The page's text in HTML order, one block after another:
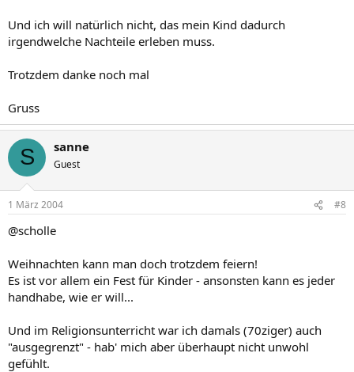
Und ich will natürlich nicht, das mein Kind dadurch
irgendwelche Nachteile erleben muss.
Trotzdem danke noch mal
Gruss
S sanne
Guest
1 März 2004 #8
@scholle
Weihnachten kann man doch trotzdem feiern!
Es ist vor allem ein Fest für Kinder - ansonsten kann es jeder
handhabe, wie er will...
Und im Religionsunterricht war ich damals (70ziger) auch
"ausgegrenzt" - hab' mich aber überhaupt nicht unwohl
gefühlt.